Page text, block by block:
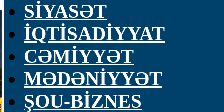
SİYASƏT
İQTİSADİYYAT
CƏMİYYƏT
MƏDƏNİYYƏT
ŞOU-BİZNES